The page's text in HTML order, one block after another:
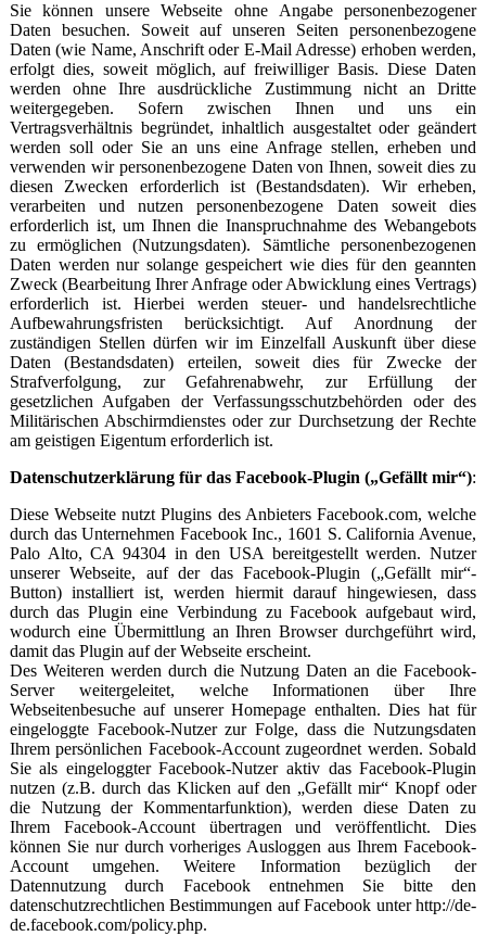
Sie können unsere Webseite ohne Angabe personenbezogener
Daten besuchen. Soweit auf unseren Seiten personenbezogene
Daten (wie Name, Anschrift oder E-Mail Adresse) erhoben werden,
erfolgt dies, soweit möglich, auf freiwilliger Basis. Diese Daten
werden ohne Ihre ausdrückliche Zustimmung nicht an Dritte
weitergegeben. Sofern zwischen Ihnen und uns ein
Vertragsverhältnis begründet, inhaltlich ausgestaltet oder geändert
werden soll oder Sie an uns eine Anfrage stellen, erheben und
verwenden wir personenbezogene Daten von Ihnen, soweit dies zu
diesen Zwecken erforderlich ist (Bestandsdaten). Wir erheben,
verarbeiten und nutzen personenbezogene Daten soweit dies
erforderlich ist, um Ihnen die Inanspruchnahme des Webangebots
zu ermöglichen (Nutzungsdaten). Sämtliche personenbezogenen
Daten werden nur solange gespeichert wie dies für den geannten
Zweck (Bearbeitung Ihrer Anfrage oder Abwicklung eines Vertrags)
erforderlich ist. Hierbei werden steuer- und handelsrechtliche
Aufbewahrungsfristen berücksichtigt. Auf Anordnung der
zuständigen Stellen dürfen wir im Einzelfall Auskunft über diese
Daten (Bestandsdaten) erteilen, soweit dies für Zwecke der
Strafverfolgung, zur Gefahrenabwehr, zur Erfüllung der
gesetzlichen Aufgaben der Verfassungsschutzbehörden oder des
Militärischen Abschirmdienstes oder zur Durchsetzung der Rechte
am geistigen Eigentum erforderlich ist.
Datenschutzerklärung für das Facebook-Plugin („Gefällt mir“):
Diese Webseite nutzt Plugins des Anbieters Facebook.com, welche
durch das Unternehmen Facebook Inc., 1601 S. California Avenue,
Palo Alto, CA 94304 in den USA bereitgestellt werden. Nutzer
unserer Webseite, auf der das Facebook-Plugin („Gefällt mir“-
Button) installiert ist, werden hiermit darauf hingewiesen, dass
durch das Plugin eine Verbindung zu Facebook aufgebaut wird,
wodurch eine Übermittlung an Ihren Browser durchgeführt wird,
damit das Plugin auf der Webseite erscheint.
Des Weiteren werden durch die Nutzung Daten an die Facebook-
Server weitergeleitet, welche Informationen über Ihre
Webseitenbesuche auf unserer Homepage enthalten. Dies hat für
eingeloggte Facebook-Nutzer zur Folge, dass die Nutzungsdaten
Ihrem persönlichen Facebook-Account zugeordnet werden. Sobald
Sie als eingeloggter Facebook-Nutzer aktiv das Facebook-Plugin
nutzen (z.B. durch das Klicken auf den „Gefällt mir“ Knopf oder
die Nutzung der Kommentarfunktion), werden diese Daten zu
Ihrem Facebook-Account übertragen und veröffentlicht. Dies
können Sie nur durch vorheriges Ausloggen aus Ihrem Facebook-
Account umgehen. Weitere Information bezüglich der
Datennutzung durch Facebook entnehmen Sie bitte den
datenschutzrechtlichen Bestimmungen auf Facebook unter http://de-
de.facebook.com/policy.php.